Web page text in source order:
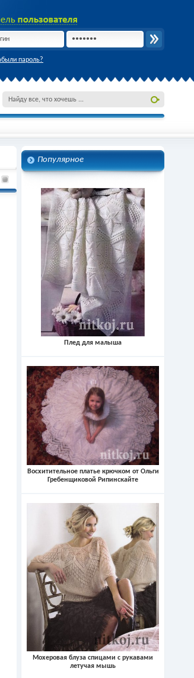
пароль?
Популярное
Плед для малыша
Восхитительное платье крючком от Ольги
Гребенщиковой Рипинскайте
Мохеровая блуза спицами с рукавами
летучая мышь